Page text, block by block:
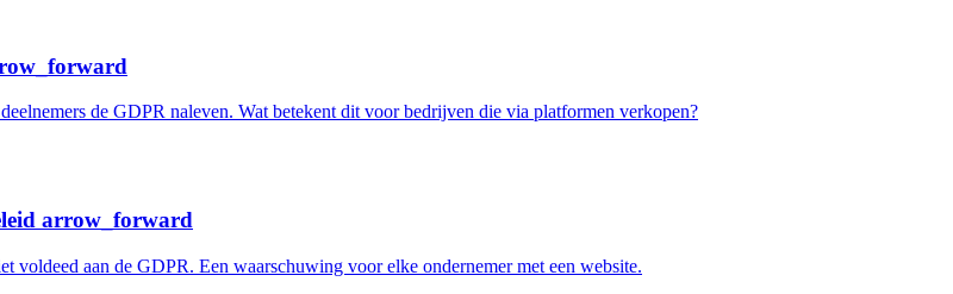
de GDPR naleven. Wat betekent dit voor bedrijven die via platformen verkopen?
arrow_forward
aan de GDPR. Een waarschuwing voor elke ondernemer met een website.